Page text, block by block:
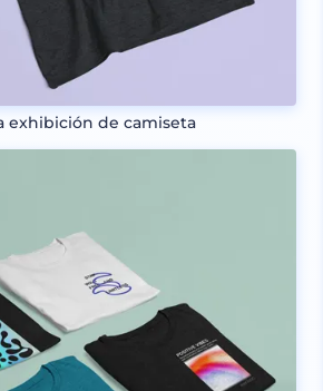
exhibición de camiseta